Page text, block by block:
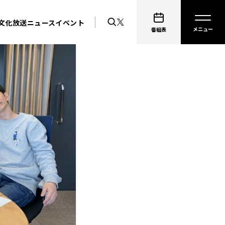
化放送ニュースイベント
番組表